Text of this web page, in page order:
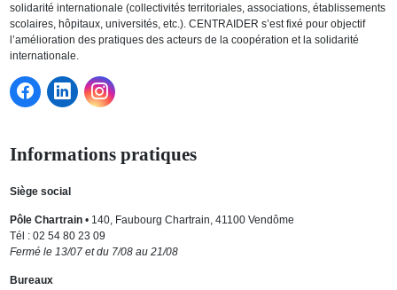
solidarité internationale (collectivités territoriales, associations, établissements
scolaires, hôpitaux, universités, etc.). CENTRAIDER s’est fixé pour objectif
l’amélioration des pratiques des acteurs de la coopération et la solidarité
internationale.
Informations pratiques
Siège social
Pôle Chartrain• 140, Faubourg Chartrain, 41100 Vendôme
Tél : 02 54 80 23 09
Fermé le 13/07 et du 7/08 au 21/08
Bureaux